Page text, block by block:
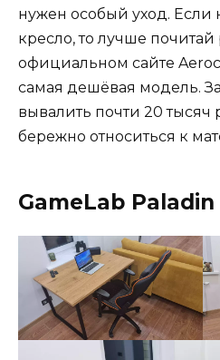
нужен особый уход. Если
кресло, то лучше
официальном сайте
самая дешёвая модель.
вывалить почти 20 тысяч
бережно относиться к
GameLab Paladin